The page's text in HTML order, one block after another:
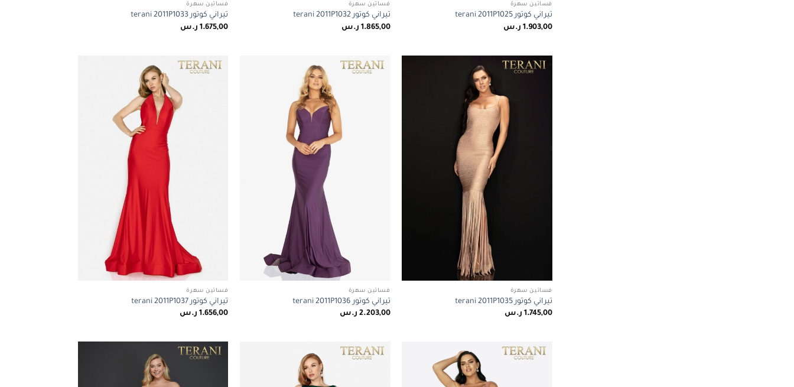
فساتين سهرة
تيراني كوتور terani 2011P1025
1.903,00 ر.س
فساتين سهرة
تيراني كوتور terani 2011P1032
1.865,00 ر.س
فساتين سهرة
تيراني كوتور terani 2011P1033
1.675,00 ر.س
فساتين سهرة
تيراني كوتور terani 2011P1035
1.745,00 ر.س
فساتين سهرة
تيراني كوتور terani 2011P1036
2.203,00 ر.س
فساتين سهرة
تيراني كوتور terani 2011P1037
1.656,00 ر.س